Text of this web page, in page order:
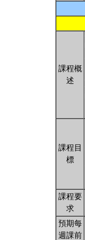
課程概
述
課程目
標
課程要
求
預期每
週課前